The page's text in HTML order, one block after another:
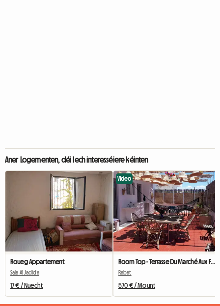
Aner Logementen, déi Iech interesséiere kéinten
Roueg Appartement
Sala Al Jadida
17 € / Nuecht
Video
Room Top - Terrasse Du Marché Aux Fleurs
Rabat
570 € / Mount